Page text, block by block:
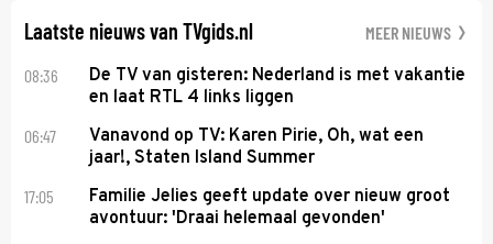
Laatste nieuws van TVgids.nl MEER NIEUWS
08:36
De TV van gisteren: Nederland is met vakantie
en laat RTL 4 links liggen
06:47
Vanavond op TV: Karen Pirie, Oh, wat een
jaar!, Staten Island Summer
17:05
Familie Jelies geeft update over nieuw groot
avontuur: 'Draai helemaal gevonden'